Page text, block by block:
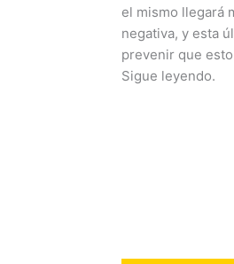
el mismo llegará
negativa, y esta
prevenir que
Sigue leyendo.